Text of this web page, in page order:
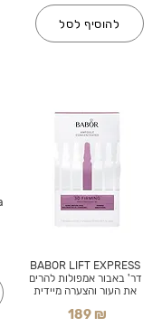
להוסיף לסל
BABOR LIFT EXPRESS
דר' באבור אמפולות להרים
את העור והצערה מיידית
189 ₪